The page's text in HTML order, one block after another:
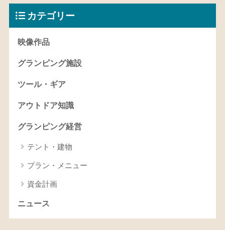
カテゴリー
映像作品
グランピング施設
ツール・ギア
アウトドア知識
グランピング経営
テント・建物
プラン・メニュー
資金計画
ニュース